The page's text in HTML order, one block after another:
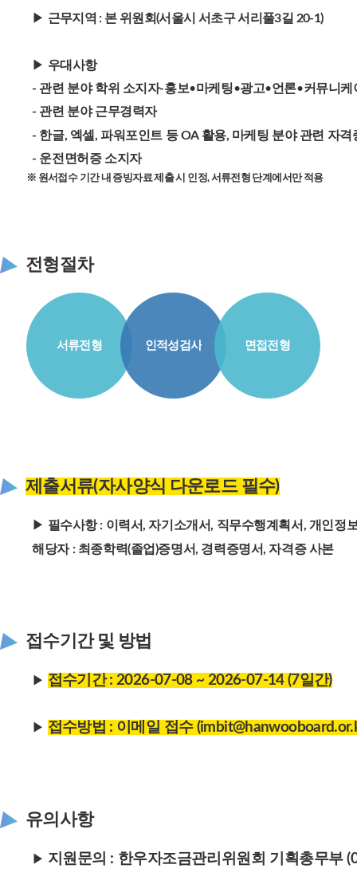
▶ 근무지역 : 본 위원회(서울시 서초구 서리풀3길 20-1)
▶ 우대사항
- 관련 분야 학위 소지자-홍보•마케팅•광고•언론•커뮤니케
- 관련 분야 근무경력자
- 한글, 엑셀, 파워포인트 등 OA 활용, 마케팅 분야 관련 자격
- 운전면허증 소지자
※ 원서접수 기간 내 증빙자료 제출 시 인정, 서류전형 단계에서만 적용
전형절차
서류전형 인적성검사 면접전형
제출서류(자사양식 다운로드 필수)
▶ 필수사항 : 이력서, 자기소개서, 직무수행계획서, 개인정
해당자 : 최종학력(졸업)증명서, 경력증명서, 자격증 사본
접수기간 및 방법
▶ 접수기간 : 2026-07-08 ~ 2026-07-14 (7일간)
▶ 접수방법 : 이메일 접수
유의사항
▶ 지원문의 : 한우자조금관리위원회 기획총무부